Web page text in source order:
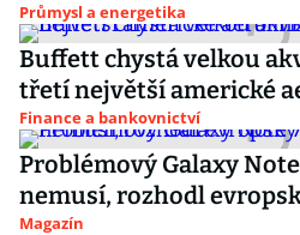
Průmysl a energetika
Buffett chystá velkou
třetí největší americké
Finance a bankovnictví
Problémový Galaxy
nemusí, rozhodl
Magazín